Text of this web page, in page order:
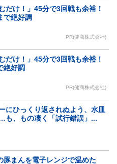
だけ！」45分で3回戦も余裕！
で絶好調
PR(健商株式会社)
だけ！」45分で3回戦も余裕！
絶好調
PR(健商株式会社)
にひっくり返されぬよう、水皿
も、もの凄く「試行錯誤」...
豚まんを電子レンジで温めた